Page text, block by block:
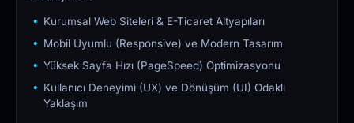
Kurumsal Web Siteleri & E-Ticaret Altyapıları
Mobil Uyumlu (Responsive) ve Modern Tasarım
Yüksek Sayfa Hızı (PageSpeed) Optimizasyonu
Kullanıcı Deneyimi (UX) ve Dönüşüm (UI) Odaklı
Yaklaşım